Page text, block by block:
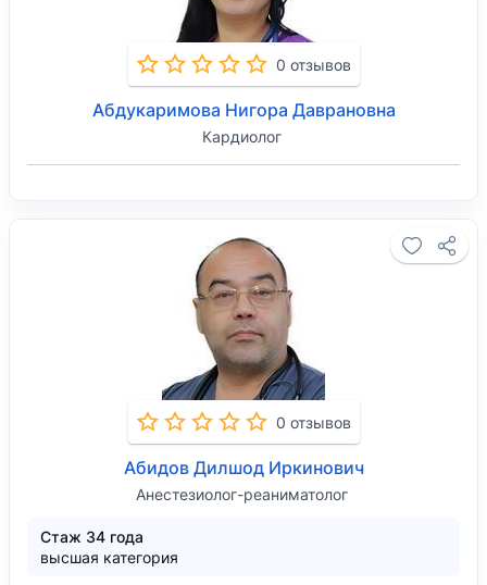
0 отзывов
Абдукаримова Нигора Даврановна
Кардиолог
0 отзывов
Абидов Дилшод Иркинович
Анестезиолог-реаниматолог
Стаж 34 года
высшая категория